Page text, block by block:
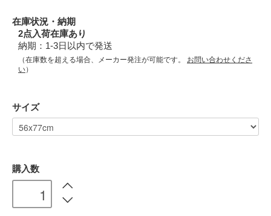
在庫状況・納期
2点入荷在庫あり
納期：1-3日以内で発送
（在庫数を超える場合、メーカー発注が可能です。 お問い合わせくださ
い）
サイズ
購入数